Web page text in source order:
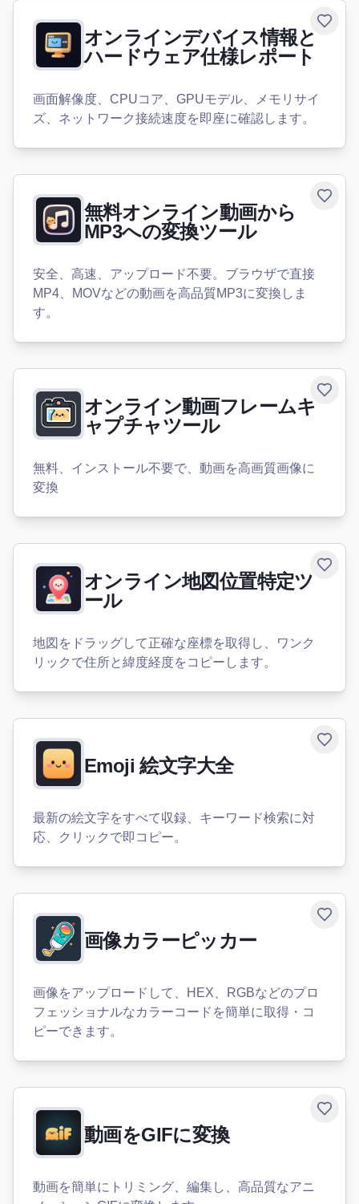
オンラインデバイス情報と
ハードウェア仕様レポート
画面解像度、CPUコア、GPUモデル、メモリサイ
ズ、ネットワーク接続速度を即座に確認します。
無料オンライン動画から
MP3への変換ツール
安全、高速、アップロード不要。ブラウザで直接
MP4、MOVなどの動画を高品質MP3に変換しま
す。
オンライン動画フレームキ
ャプチャツール
無料、インストール不要で、動画を高画質画像に
変換
オンライン地図位置特定ツ
ール
地図をドラッグして正確な座標を取得し、ワンク
リックで住所と緯度経度をコピーします。
Emoji 絵文字大全
最新の絵文字をすべて収録、キーワード検索に対
応、クリックで即コピー。
画像カラーピッカー
画像をアップロードして、HEX、RGBなどのプロ
フェッショナルなカラーコードを簡単に取得・コ
ピーできます。
動画をGIFに変換
動画を簡単にトリミング、編集し、高品質なアニ